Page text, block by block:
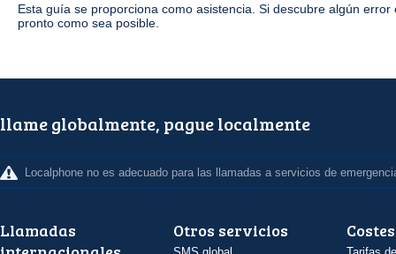
Esta guía se proporciona como asistencia. Si descubre algún
pronto como sea posible.
llame globalmente, pague localmente
Localphone no es adecuado para las llamadas a servicios de
Llamadas
Otros servicios Costes